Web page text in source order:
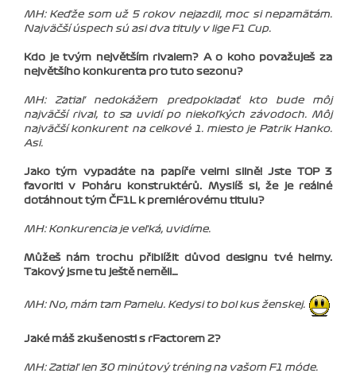
MH: Keďže som už 5 rokov nejazdil, moc si nepamätám.
Najväčší úspech sú asi dva tituly v lige F1 Cup.
Kdo je tvým největším rivalem? A o koho považuješ za
největšího konkurenta pro tuto sezonu?
MH: Zatiaľ nedokážem predpokladať kto bude môj
najväčší rival, to sa uvidí po niekoľkých závodoch. Môj
najväčší konkurent na celkové 1. miesto je Patrik Hanko.
Asi.
Jako tým vypadáte na papíře velmi silně! Jste TOP 3
favoriti v Poháru konstruktérů. Myslíš si, že je reálné
dotáhnout tým ČF1L k premiérovému titulu?
MH: Konkurencia je veľká, uvidíme.
Můžeš nám trochu přiblížit důvod designu tvé helmy.
Takový jsme tu ještě neměli…
MH: No, mám tam Pamelu. Kedysi to bol kus ženskej.
Jaké máš zkušenosti s rFactorem 2?
MH: Zatiaľ len 30 minútový tréning na vašom F1 móde.